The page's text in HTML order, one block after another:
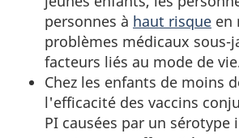
personnes à haut risque en
problèmes médicaux sous-
facteurs liés au mode de
Chez les enfants de moins
l'efficacité des vaccins
PI causées par un sérotype